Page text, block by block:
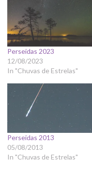
Perseidas 2023
12/08/2023
In "Chuvas de Estrelas"
Perseidas 2013
05/08/2013
In "Chuvas de Estrelas"